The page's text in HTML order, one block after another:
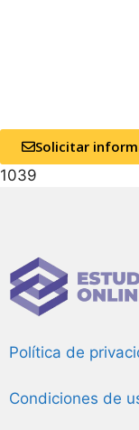
Solicitar
1039
Política de
Condiciones de